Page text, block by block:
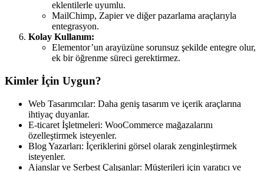
eklentilerle uyumlu.
MailChimp, Zapier ve diğer pazarlama araçlarıyla
entegrasyon.
Kolay Kullanım:
Elementor’un arayüzüne sorunsuz şekilde entegre olur,
ek bir öğrenme süreci gerektirmez.
Kimler İçin Uygun?
Web Tasarımcılar: Daha geniş tasarım ve içerik araçlarına
ihtiyaç duyanlar.
E-ticaret İşletmeleri: WooCommerce mağazalarını
özelleştirmek isteyenler.
Blog Yazarları: İçeriklerini görsel olarak zenginleştirmek
isteyenler.
Ajanslar ve Serbest Çalışanlar: Müşterileri için yaratıcı ve